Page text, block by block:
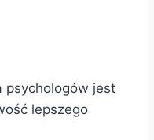
psychologów jest
lepszego